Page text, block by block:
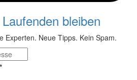
bleiben
Experten. Neue Tipps. Kein Spam.
*